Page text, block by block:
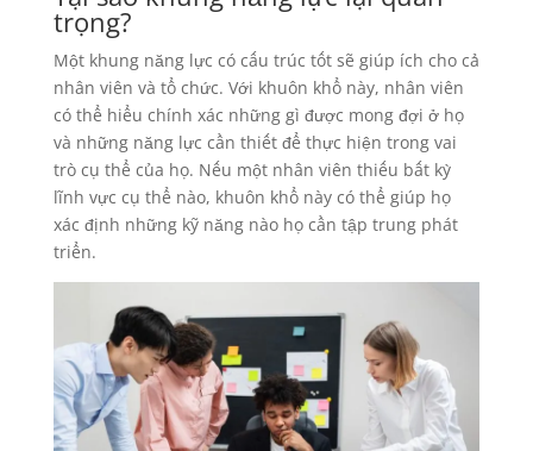
trọng?
Một khung năng lực có cấu trúc tốt sẽ giúp ích cho cả
nhân viên và tổ chức. Với khuôn khổ này, nhân viên
có thể hiểu chính xác những gì được mong đợi ở họ
và những năng lực cần thiết để thực hiện trong vai
trò cụ thể của họ. Nếu một nhân viên thiếu bất kỳ
lĩnh vực cụ thể nào, khuôn khổ này có thể giúp họ
xác định những kỹ năng nào họ cần tập trung phát
triển.